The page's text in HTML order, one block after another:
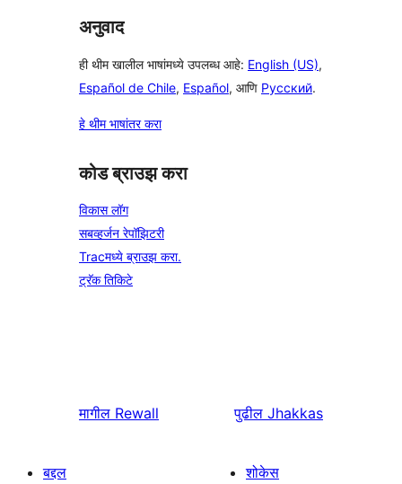
अनुवाद
ही थीम खालील भाषांमध्ये उपलब्ध आहे: English (US),
Español de Chile, Español, आणि Русский.
हे थीम भाषांतर करा
कोड ब्राउझ करा
विकास लॉग
सबव्हर्जन रेपॉझिटरी
Tracमध्ये ब्राउझ करा.
ट्रॅक तिकिटे
मागील Rewall पुढील Jhakkas
बद्दल
शोकेस